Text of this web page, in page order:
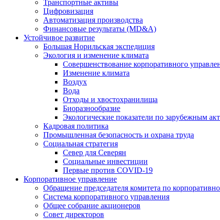
Транспортные активы
Цифровизация
Автоматизация производства
Финансовые результаты (MD&A)
Устойчивое развитие
Большая Норильская экспедиция
Экология и изменение климата
Совершенствование корпоративного
Изменение климата
Воздух
Вода
Отходы и хвостохранилища
Биоразнообразие
Экологические показатели по зарубежным
Кадровая политика
Промышленная безопасность и охрана труда
Социальная стратегия
Север для Северян
Социальные инвестиции
Первые против COVID‑19
Корпоративное управление
Обращение председателя комитета по
Система корпоративного управления
Общее собрание акционеров
Совет директоров